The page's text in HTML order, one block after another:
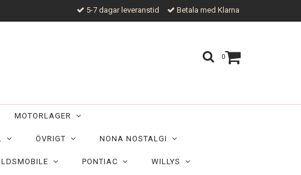
5-7 dagar leveranstid Betala med Klarna
0
MOTORLAGER
ÖVRIGT NONA NOSTALGI
PONTIAC WILLYS